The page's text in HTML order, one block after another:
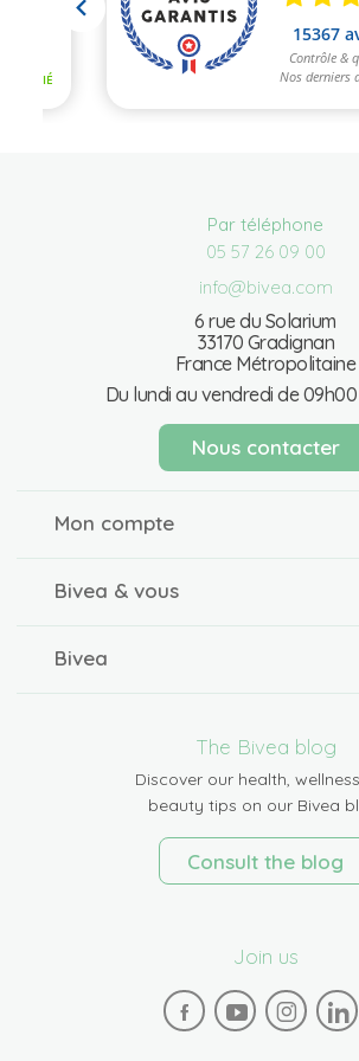
Par téléphone
05 57 26 09 00
info@bivea.com
6 rue du Solarium
33170 Gradignan
France Métropolitaine
Du lundi au vendredi de 09h00
Nous contacter
Mon compte
Bivea & vous
Bivea
The Bivea blog
Discover our health,
beauty tips on our Bivea
Consult the blog
Join us